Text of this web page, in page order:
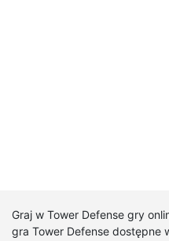
Graj w Tower Defense gry
gra Tower Defense dostępne